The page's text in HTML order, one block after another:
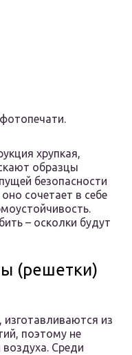
хрупкая,
образцы
безопасности
сочетает в себе
– осколки будут
(решетки)
из
поэтому не
Среди